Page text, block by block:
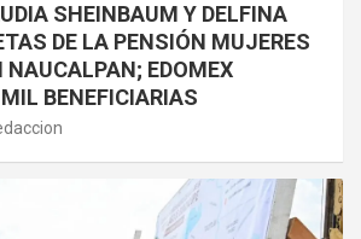
SHEINBAUM Y DELFINA
DE LA PENSIÓN MUJERES
NAUCALPAN; EDOMEX
BENEFICIARIAS